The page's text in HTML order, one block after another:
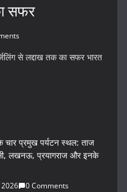
सफर
से लद्दाख तक का सफर भारत
चार प्रमुख पर्यटन स्थल: ताज
लखनऊ, प्रयागराज और इनके
0 Comments